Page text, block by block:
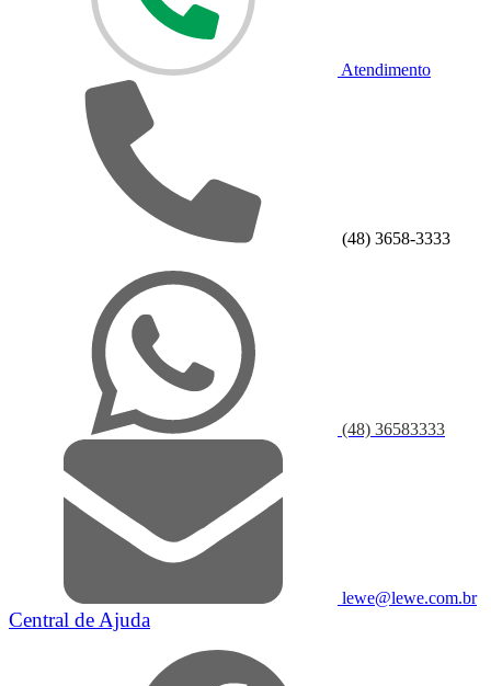
Atendimento
(48) 3658-3333
(48) 36583333
lewe@lewe.com.br
Central de Ajuda